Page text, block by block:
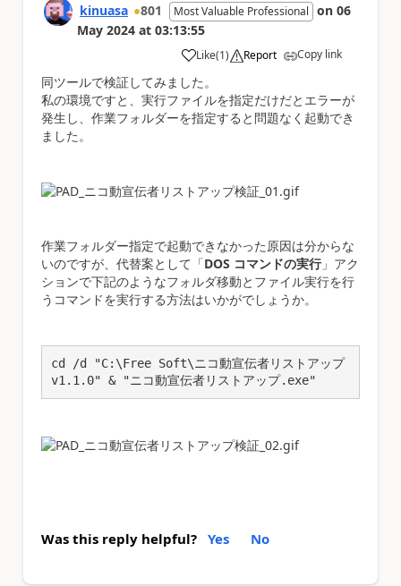
kinuasa 801 Most Valuable Professional on 06
May 2024 at 03:13:55
Like
a (1) Report Copy link
同ツールで検証してみました。
私の環境ですと、実行ファイルを指定だけだとエラーが
発生し、作業フォルダーを指定すると問題なく起動でき
ました。
作業フォルダー指定で起動できなかった原因は分からな
いのですが、代替案として「DOS コマンドの実行」アク
ションで下記のようなフォルダ移動とファイル実行を行
うコマンドを実行する方法はいかがでしょうか。
cd /d "C:\Free Soft\ニコ動宣伝者リストアップ
v1.1.0" & "ニコ動宣伝者リストアップ.exe"
Was this reply helpful? Yes No